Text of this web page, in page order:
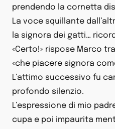
prendendo la cornetta
La voce squillante
la signora dei gatti…
«Certo!» rispose Marco
«che piacere signora
L’attimo successivo fu
profondo silenzio.
L’espressione di mio
cupa e poi impaurita